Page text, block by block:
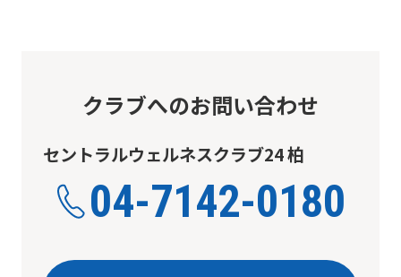
クラブへのお問い合わせ
セントラルウェルネスクラブ24 柏
04-7142-0180